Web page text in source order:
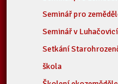
Seminář pro
Seminář v
Setkání
škola